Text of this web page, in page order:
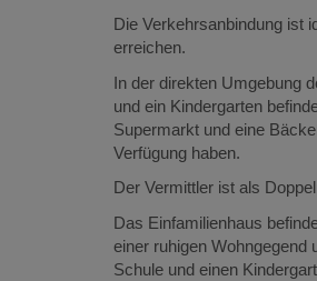
Die Verkehrsanbindung ist
erreichen.
In der direkten Umgebung
und ein Kindergarten
Supermarkt und eine
Verfügung haben.
Der Vermittler ist als
Das Einfamilienhaus
einer ruhigen Wohngegend
Schule und einen